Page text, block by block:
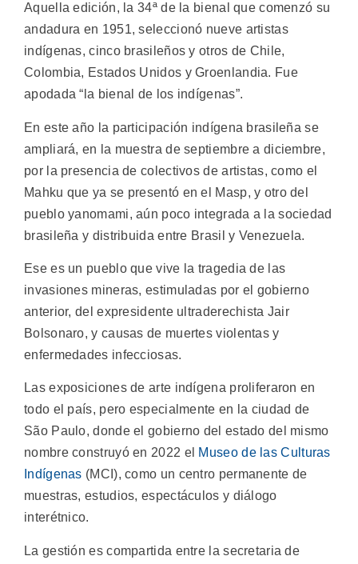
Aquella edición, la 34ª de la bienal que comenzó su
andadura en 1951, seleccionó nueve artistas
indígenas, cinco brasileños y otros de Chile,
Colombia, Estados Unidos y Groenlandia. Fue
apodada “la bienal de los indígenas”.
En este año la participación indígena brasileña se
ampliará, en la muestra de septiembre a diciembre,
por la presencia de colectivos de artistas, como el
Mahku que ya se presentó en el Masp, y otro del
pueblo yanomami, aún poco integrada a la sociedad
brasileña y distribuida entre Brasil y Venezuela.
Ese es un pueblo que vive la tragedia de las
invasiones mineras, estimuladas por el gobierno
anterior, del expresidente ultraderechista Jair
Bolsonaro, y causas de muertes violentas y
enfermedades infecciosas.
Las exposiciones de arte indígena proliferaron en
todo el país, pero especialmente en la ciudad de
São Paulo, donde el gobierno del estado del mismo
nombre construyó en 2022 el Museo de las Culturas
Indígenas (MCI), como un centro permanente de
muestras, estudios, espectáculos y diálogo
interétnico.
La gestión es compartida entre la secretaria de